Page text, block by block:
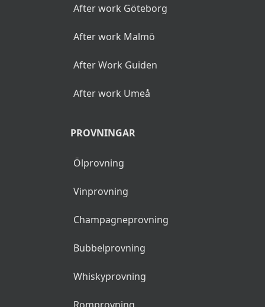
After work Göteborg
After work Malmö
After Work Guiden
After work Umeå
PROVNINGAR
Ölprovning
Vinprovning
Champagneprovning
Bubbelprovning
Whiskyprovning